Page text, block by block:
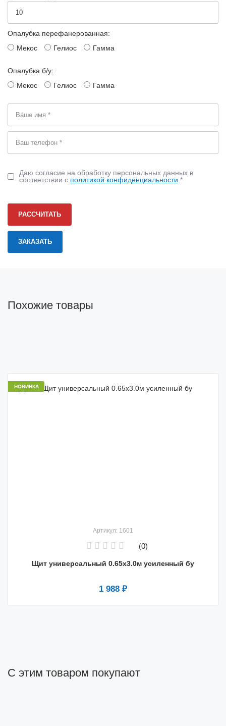
Опалубка перефанерованная:
Мекос
Гелиос Гамма
Опалубка б/у:
Мекос
Гелиос Гамма
Даю согласие на обработку персональных данных в
соответствии с политикой конфиденциальности *
РАССЧИТАТЬ
Похожие товары
НОВИНКА
Артикул: 1601
(0)
Щит универсальный 0.65х3.0м усиленный бу
1 988 ₽
С этим товаром покупают